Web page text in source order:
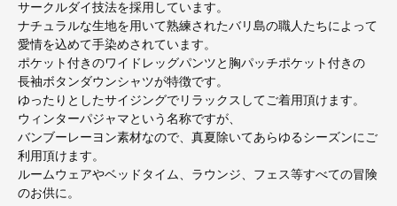
サークルダイ技法を採用しています。
ナチュラルな生地を用いて熟練されたバリ島の職人たちによって
愛情を込めて手染めされています。
ポケット付きのワイドレッグパンツと胸パッチポケット付きの
長袖ボタンダウンシャツが特徴です。
ゆったりとしたサイジングでリラックスしてご着用頂けます。
ウィンターパジャマという名称ですが、
バンブーレーヨン素材なので、真夏除いてあらゆるシーズンにご
利用頂けます。
ルームウェアやベッドタイム、ラウンジ、フェス等すべての冒険
のお供に。